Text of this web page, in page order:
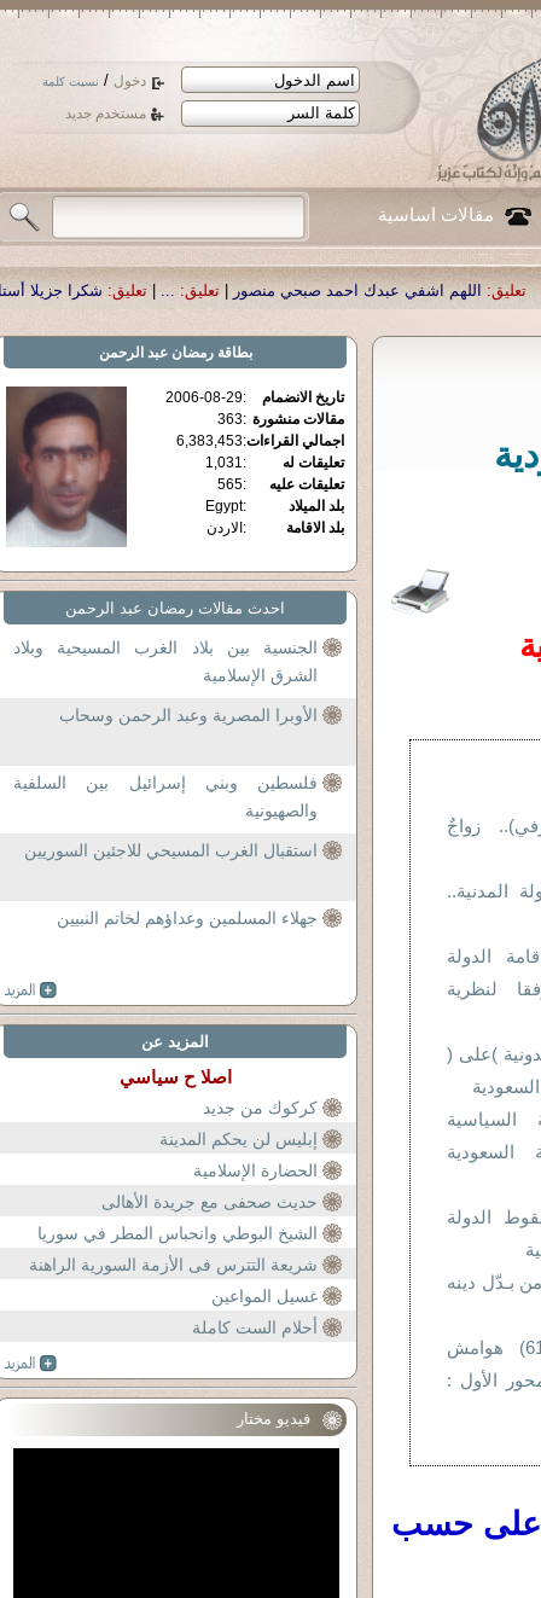
دخول / نسيت كلمة
مستخدم جديد
مقالات اساسية
احمد صبحي منصور|تعليق: ...
|تعليق: شكرا جزيلا أستاذ حمد الحمد
زواجٌ
المدنية..
الدولة
لنظرية
)على (
السعودية
الدولة
بـدّل دينه
اللطائف القرآنية (61) هوامش
الأول :
على حسب
بطاقةرمضان عبد الرحمن
تاريخ الانضمام :
2006-08-29
مقالات منشورة :
363
اجمالي القراءات:
6,383,453
تعليقات له
:
1,031
تعليقات عليه
:
565
بلد الميلاد
:
Egypt
بلد الاقامة
: الاردن
احدث مقالات رمضان عبد الرحمن
الجنسية بين بلاد الغرب المسيحية وبلاد
الشرق الإسلامية
الأوبرا المصرية وعبد الرحمن وسحاب
فلسطين وبني إسرائيل بين السلفية
والصهيونية
استقبال الغرب المسيحي للاجئين السوريين
جهلاء المسلمين وعداؤهم لخاتم النبيين
المزيد عن
اصلا ح سياسي
كركوك من جديد
إبليس لن يحكم المدينة
الحضارة الإسلامية
حديث صحفى مع جريدة الأهالى
الشيخ البوطي وانحباس المطر في سوريا
شريعة التترس فى الأزمة السورية الراهنة
غسيل المواعين
أحلام الست كاملة
فيديو مختار